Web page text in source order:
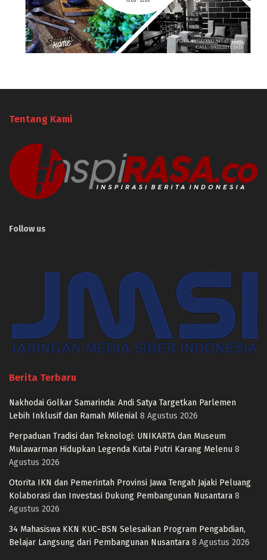
Tentang Kami
Follow us
Berita Terbaru
Nakhodai Golkar Samarinda: Andi Satya Targetkan Parlemen
Lebih Inklusif dan Ramah Milenial 8 Agustus 2026
Perpaduan Tradisi dan Teknologi: UNIKARTA dan Museum
Mulawarman Hidupkan Legenda Kutai Putri Karang Melenu 8
Agustus 2026
Otorita IKN dan Pemerintah Provinsi Jawa Tengah Jajaki Peluang
Kolaborasi dan Investasi Dukung Pembangunan Nusantara 8
Agustus 2026
34 Mahasiswa KKN KUC–BSN Selesaikan Program Pengabdian,
Belajar Langsung dari Pembangunan Nusantara 8 Agustus 2026